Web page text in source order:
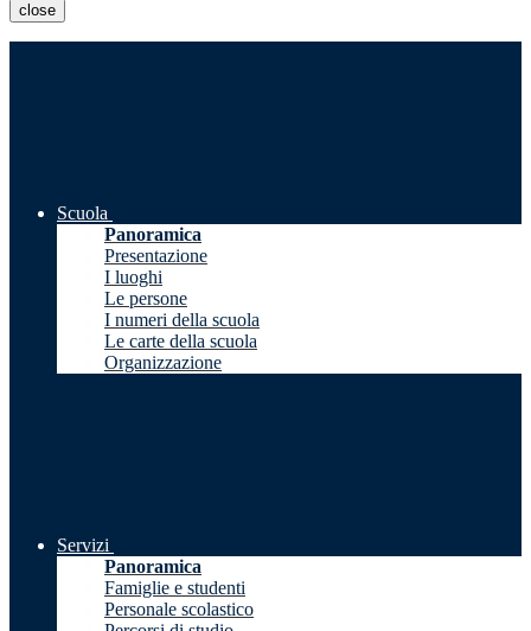
close
Scuola
Panoramica
Presentazione
I luoghi
Le persone
I numeri della scuola
Le carte della scuola
Organizzazione
Servizi
Panoramica
Famiglie e studenti
Personale scolastico